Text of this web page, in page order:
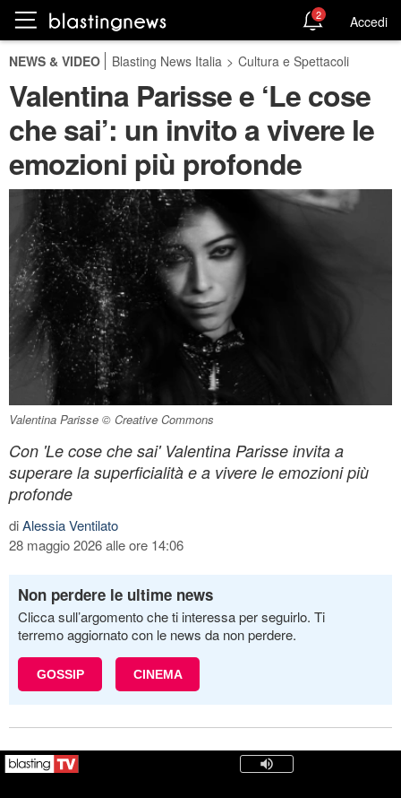
2 Accedi
NEWS & VIDEO Blasting News Italia > Cultura e Spettacoli
Valentina Parisse e ‘Le cose
che sai’: un invito a vivere le
emozioni più profonde
Valentina Parisse © Creative Commons
Con 'Le cose che sai' Valentina Parisse invita a
superare la superficialità e a vivere le emozioni più
profonde
diAlessia Ventilato
28 maggio 2026 alle ore 14:06
Non perdere le ultime news
Clicca sull’argomento che ti interessa per seguirlo. Ti
terremo aggiornato con le news da non perdere.
GOSSIP CINEMA